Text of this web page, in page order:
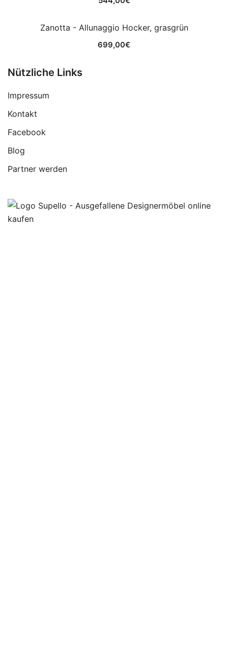
Zanotta - Allunaggio Hocker, grasgrün
699,00€
Nützliche Links
Impressum
Kontakt
Facebook
Blog
Partner werden